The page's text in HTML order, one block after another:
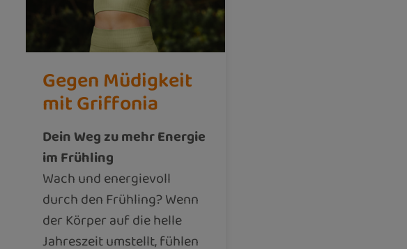
Gegen Müdigkeit
mit Griffonia
Dein Weg zu mehr Energie
im Frühling
Wach und energievoll
durch den Frühling? Wenn
der Körper auf die helle
Jahreszeit umstellt, fühlen